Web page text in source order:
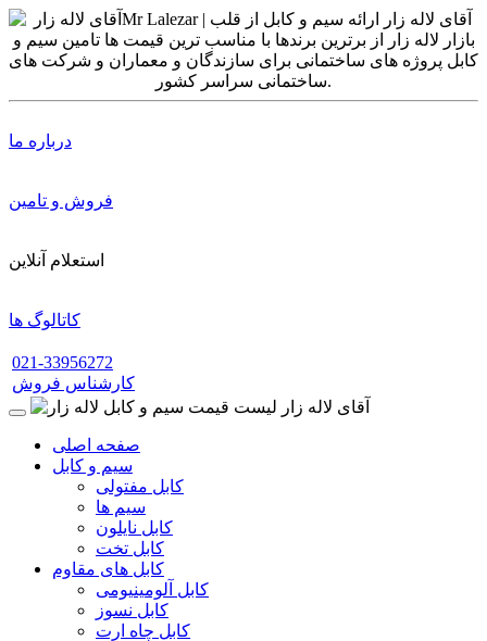
درباره ما
فروش و تامین
استعلام آنلاین
کاتالوگ ها
021-33956272
کارشناس فروش
صفحه اصلی
سیم و کابل
کابل مفتولی
سیم ها
کابل نایلون
کابل تخت
کابل های مقاوم
کابل آلومینیومی
کابل نسوز
کابل چاه ارت